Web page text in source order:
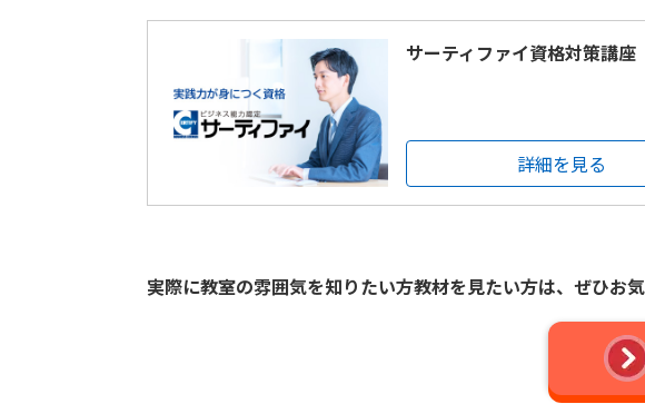
サーティファイ資格対策講座
詳細を見る
実際に教室の雰囲気を知りたい方教材を見たい方は、 ぜひお